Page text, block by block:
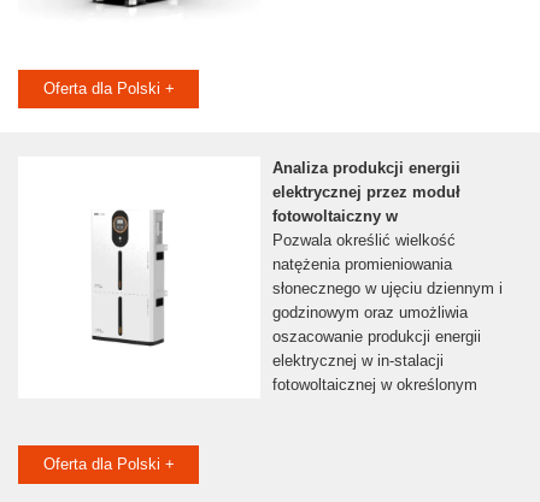
Oferta dla Polski +
Analiza produkcji energii
elektrycznej przez moduł
fotowoltaiczny w
Pozwala określić wielkość
natężenia promieniowania
słonecznego w ujęciu dziennym i
godzinowym oraz umożliwia
oszacowanie produkcji energii
elektrycznej w in-stalacji
fotowoltaicznej w określonym
Oferta dla Polski +